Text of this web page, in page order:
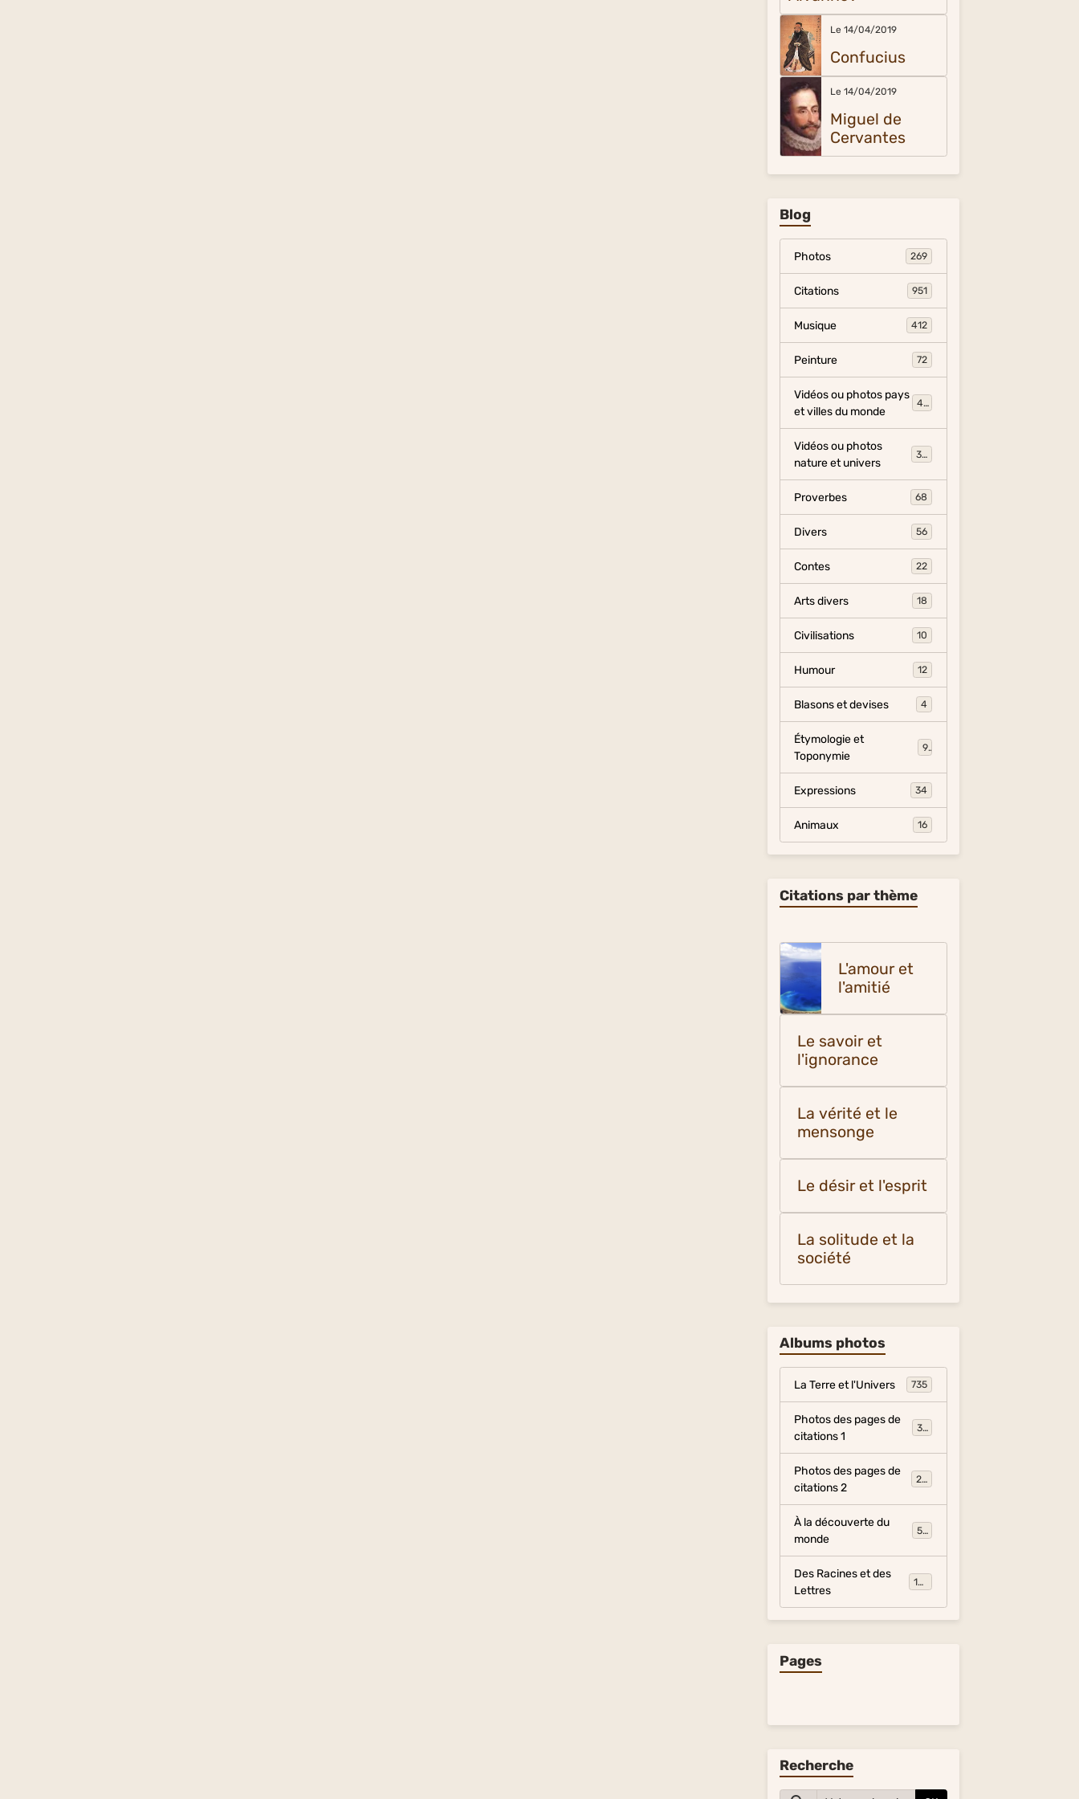
Le 14/04/2019
Confucius
Le 14/04/2019
Miguel de
Cervantes
Blog
Photos 269
Citations 951
Musique 412
Peinture 72
Vidéos ou photos pays
et villes du monde
454
Vidéos ou photos
nature et univers
325
Proverbes 68
Divers 56
Contes 22
Arts divers 18
Civilisations 10
Humour 12
Blasons et devises 4
Étymologie et
Toponymie
9
Expressions 34
Animaux 16
Citations par thème
L'amour et
l'amitié
Le savoir et
l'ignorance
La vérité et le
mensonge
Le désir et l'esprit
La solitude et la
société
Albums photos
La Terre et l'Univers 735
Photos des pages de
citations 1
317
Photos des pages de
citations 2
281
À la découverte du
monde
54
Des Racines et des
Lettres
134
Pages
Recherche